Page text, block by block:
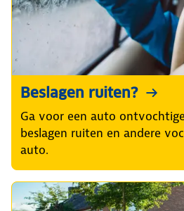
Beslagen ruiten?
Ga voor een auto
beslagen ruiten en andere
auto.